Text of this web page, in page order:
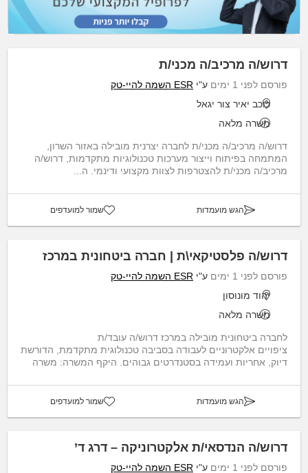
דרוש/ה מרכיב/ה מכני/ת
פורסם לפני 1 ימים ע"י ESR השמה להיי-טק
כוכב יאיר צור יגאל
משרה מלאה
דרוש/ה מרכיב/ה מכני/ת לחברה יצרנית מובילה באזור השרון,
המתמחה בפיתוח וייצור מערכות טכנולוגיות מתקדמות, דרוש/ה
מרכיב/ה מכני/ת להצטרפות לצוות מקצועי ודינמי. ה...
הגש מועמדות שמור למועדפים
דרוש/ה פלסטיקאי\ת | חברה ביטחונית במרכז
פורסם לפני 1 ימים ע"י ESR השמה להיי-טק
יהוד מונוסון
משרה מלאה
לחברה ביטחונית מובילה במרכז דרוש/ה עובד/ת
ציפויים אלקטרוניים לעבודה בסביבה טכנולוגית מתקדמת, הדורשת
דיוק, אחריות ועמידה בסטנדרטים גבוהים. היקף המשרה: משרה
הגש מועמדות שמור למועדפים
דרוש/ה הנדסאי/ת אלקטרוניקה – דרג ד’
פורסם לפני 1 ימים ע"י ESR השמה להיי-טק